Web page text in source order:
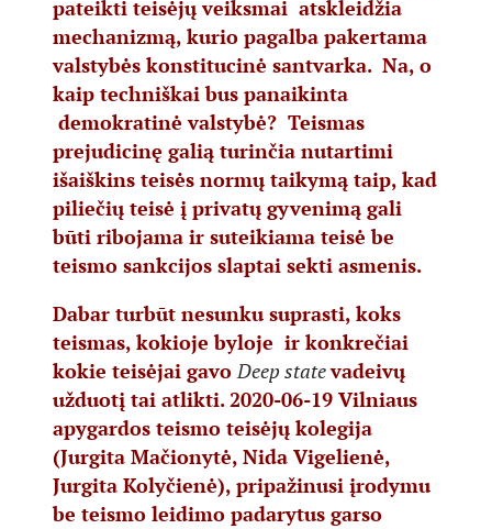
pateikti teisėjų veiksmai atskleidžia
mechanizmą, kurio pagalba pakertama
valstybės konstitucinė santvarka. Na, o
kaip techniškai bus panaikinta
demokratinė valstybė? Teismas
prejudicinę galią turinčia nutartimi
išaiškins teisės normų taikymą taip, kad
piliečių teisė į privatų gyvenimą gali
būti ribojama ir suteikiama teisė be
teismo sankcijos slaptai sekti asmenis.
Dabar turbūt nesunku suprasti, koks
teismas, kokioje byloje ir konkrečiai
kokie teisėjai gavoDeep statevadeivų
užduotį tai atlikti. 2020-06-19 Vilniaus
apygardos teismo teisėjų kolegija
(Jurgita Mačionytė, Nida Vigelienė,
Jurgita Kolyčienė), pripažinusi įrodymu
be teismo leidimo padarytus garso